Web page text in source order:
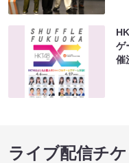
ゲ
催
ライブ配信チケ